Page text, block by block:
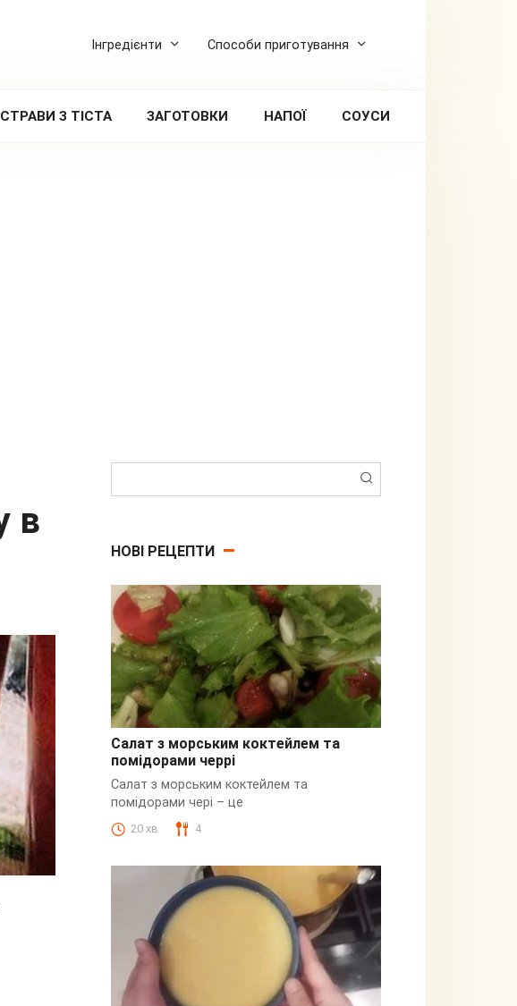
Інгредієнти Способи приготування
СТРАВИ З ТІСТА ЗАГОТОВКИ НАПОЇ СОУСИ
НОВІ РЕЦЕПТИ
З кальмарами
Салат з морським коктейлем та
помідорами черрі
Салат з морським коктейлем та
помідорами чері – це
20 хв 4